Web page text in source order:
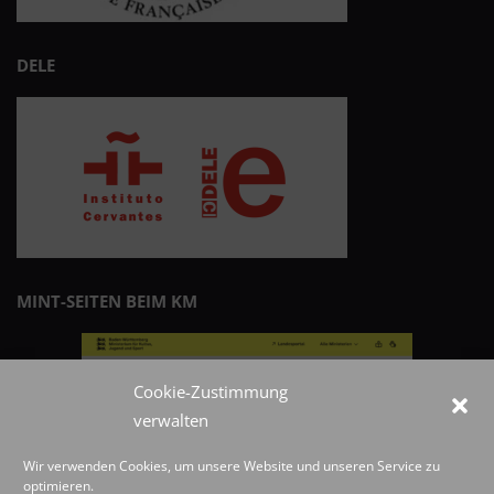
Cookie-Zustimmung
verwalten
Wir verwenden Cookies, um unsere Website und unseren Service zu
optimieren.
DELE
MINT-SEITEN BEIM KM